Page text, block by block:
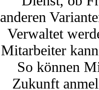
anderen
Verwaltet
Mitarbeiter
So können
Zukunft